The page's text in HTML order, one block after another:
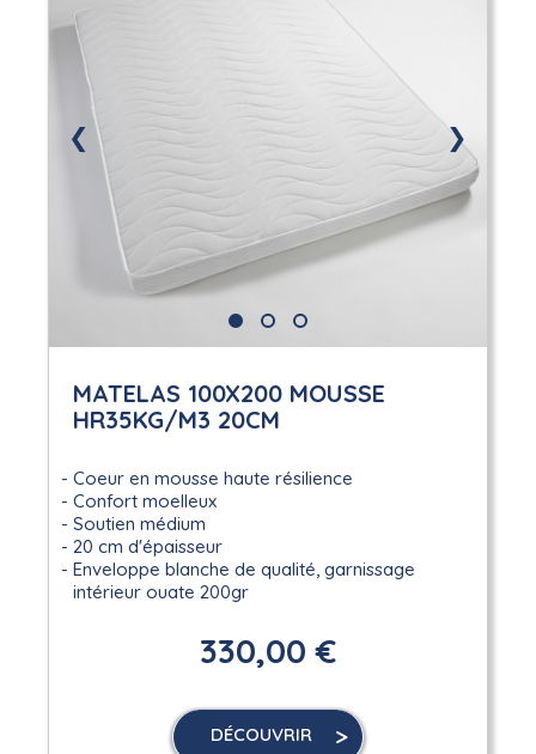
❮ ❯
MATELAS 100X200 MOUSSE
HR35KG/M3 20CM
Coeur en mousse haute résilience
Confort moelleux
Soutien médium
20 cm d'épaisseur
Enveloppe blanche de qualité, garnissage
intérieur ouate 200gr
330,00 €
DÉCOUVRIR